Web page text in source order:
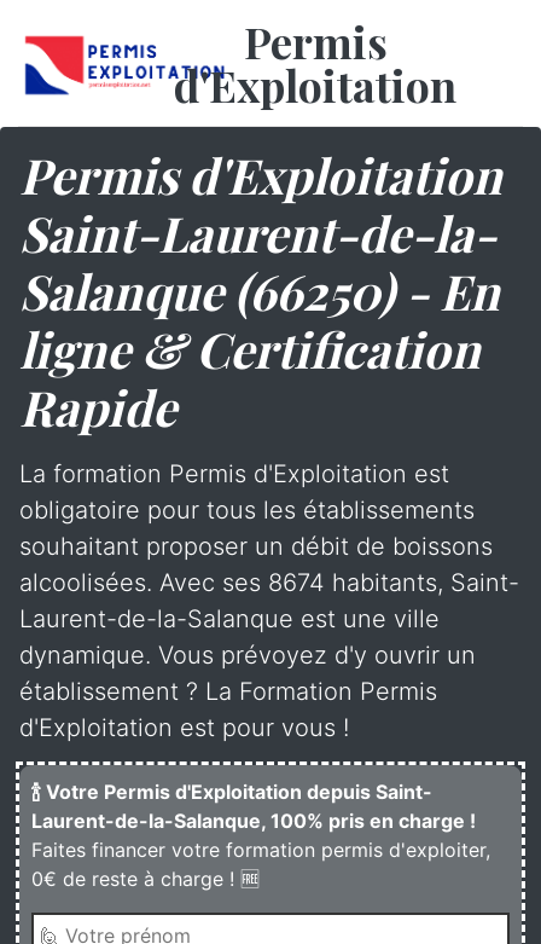
Permis
d'Exploitation
Permis d'Exploitation
Saint-Laurent-de-la-
Salanque (66250) - En
ligne & Certification
Rapide
La formation Permis d'Exploitation est
obligatoire pour tous les établissements
souhaitant proposer un débit de boissons
alcoolisées. Avec ses 8674 habitants, Saint-
Laurent-de-la-Salanque est une ville
dynamique. Vous prévoyez d'y ouvrir un
établissement ? La Formation Permis
d'Exploitation est pour vous !
🍾 Votre Permis d'Exploitation depuis Saint-
Laurent-de-la-Salanque, 100% pris en charge !
Faites financer votre formation permis d'exploiter,
0€ de reste à charge ! 🆓